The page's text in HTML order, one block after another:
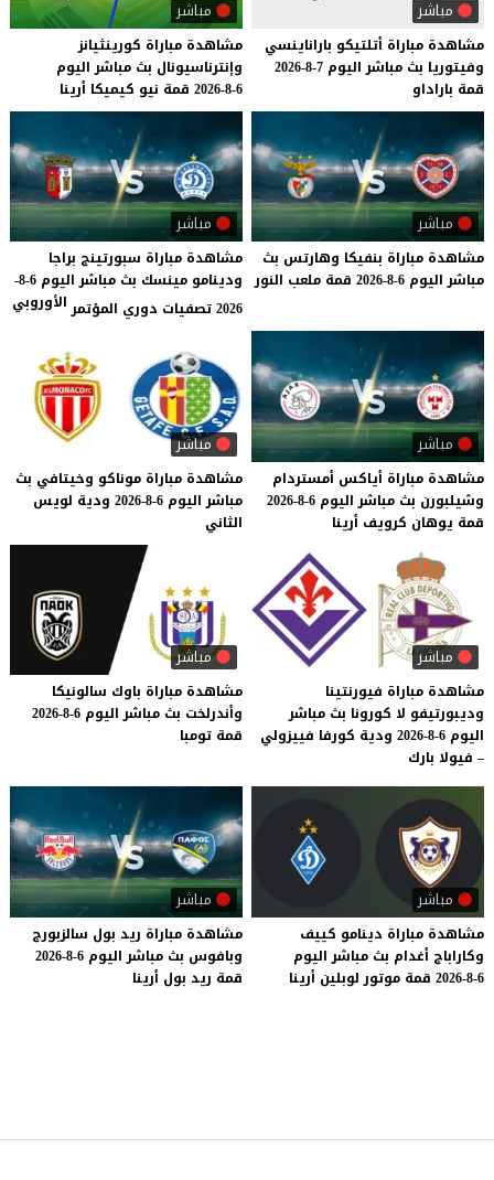
مباشر
مشاهدة مباراة أتلتيكو باراناينسي
وفيتوريا بث مباشر اليوم 7-8-2026
قمة باراداو
مباشر
مشاهدة مباراة كورينثيانز
وإنترناسيونال بث مباشر اليوم
6-8-2026
قمة نيو كيميكا أرينا
مباشر
مشاهدة مباراة بنفيكا وهارتس بث
مباشر اليوم 6-8-2026 قمة ملعب النور
مباشر
مشاهدة مباراة سبورتينج براجا
ودينامو مينسك بث مباشر اليوم 6-8-
2026 تصفيات دوري المؤتمر
الأوروبي
مباشر
مشاهدة مباراة أياكس أمستردام
وشيلبورن بث مباشر اليوم 6-8-2026
قمة يوهان كرويف أرينا
مباشر
مشاهدة مباراة موناكو وخيتافي بث
مباشر اليوم 6-8-2026 ودية لويس
الثاني
مباشر
مشاهدة مباراة فيورنتينا
وديبورتيفو لا كورونا بث مباشر
اليوم 6-8-2026 ودية كورفا فييزولي
– فيولا بارك
مباشر
مشاهدة مباراة باوك سالونيكا
وأندرلخت بث مباشر اليوم 6-8-2026
قمة تومبا
مباشر
مشاهدة مباراة دينامو كييف
وكاراباج أغدام بث مباشر اليوم
6-8-2026
قمة موتور لوبلين أرينا
مباشر
مشاهدة مباراة ريد بول سالزبورج
وبافوس بث مباشر اليوم 6-8-2026
قمة ريد بول أرينا